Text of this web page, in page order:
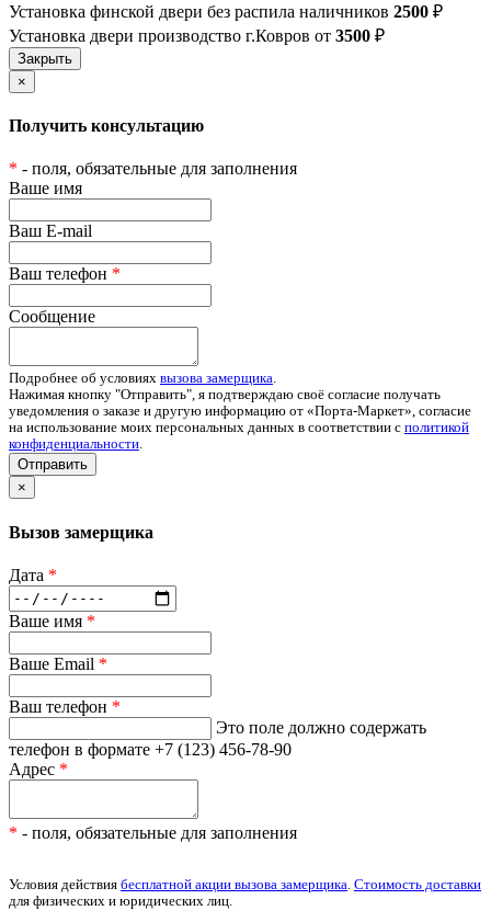
Установка финской двери без распила наличников 2500 ₽
Установка двери производство г.Ковров от 3500 ₽
×
Получить консультацию
* - поля, обязательные для заполнения
Ваше имя
Ваш E-mail
Ваш телефон *
Сообщение
Подробнее об условиях вызова замерщика.
Нажимая кнопку "Отправить", я подтверждаю своё согласие получать
уведомления о заказе и другую информацию от «Порта-Маркет», согласие
на использование моих персональных данных в соответствии с политикой
конфиденциальности.
Отправить
×
Вызов замерщика
Дата *
Ваше имя *
Ваше Email *
Ваш телефон *
Это поле должно содержать
телефон в формате +7 (123) 456-78-90
Адрес *
* - поля, обязательные для заполнения
Условия действия бесплатной акции вызова замерщика Стоимость доставки
для физических и юридических лиц.